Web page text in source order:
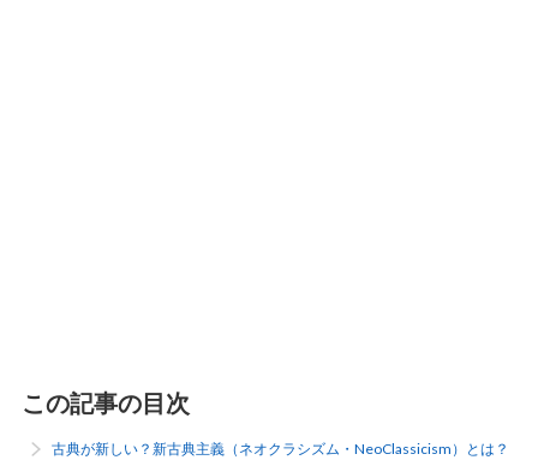
この記事の目次
古典が新しい？新古典主義（ネオクラシズム・NeoClassicism）とは？